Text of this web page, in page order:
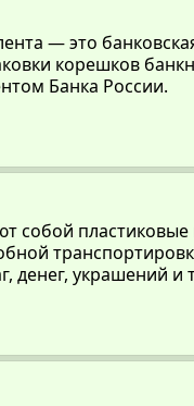
— это
корешков
Банка России.
собой пластиковые
денег, украшений и